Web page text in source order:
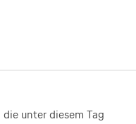
unter diesem Tag